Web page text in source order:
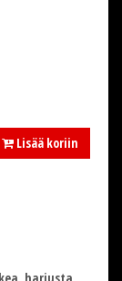
Lisää koriin